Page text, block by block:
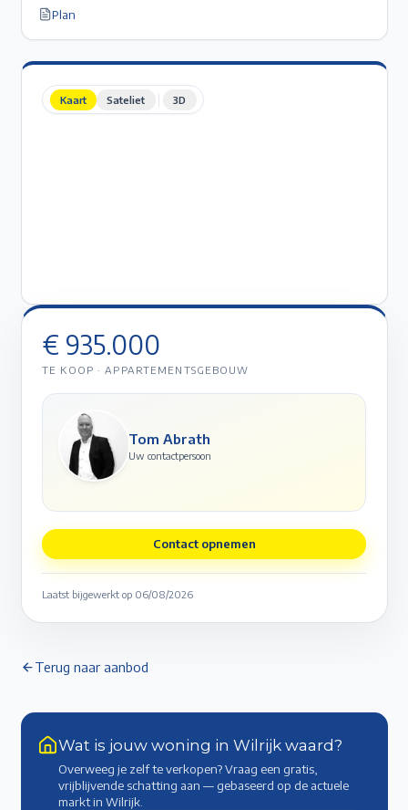
Plan
Kaart Sateliet 3D
€ 935.000
TE KOOP · APPARTEMENTSGEBOUW
Tom Abrath
Uw contactpersoon
Contact opnemen
Laatst bijgewerkt op 06/08/2026
Terug naar aanbod
Wat is jouw woning in Wilrijk waard?
Overweeg je zelf te verkopen? Vraag een gratis,
vrijblijvende schatting aan — gebaseerd op de actuele
marktin Wilrijk.